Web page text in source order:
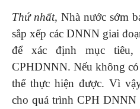
Thứ nhất, Nhà nước sớm
sắp xếp các DNNN giai
để xác định mục tiêu,
CPHDNNN. Nếu không
thể thực hiện được. Vì
cho quá trình CPH DNNN